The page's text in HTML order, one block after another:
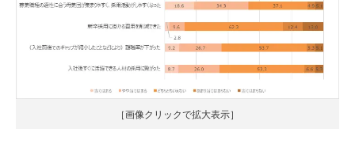
［画像クリックで拡大表示］